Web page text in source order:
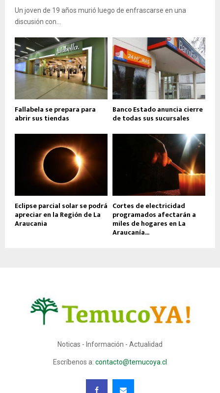
Un joven de 19 años murió luego de enfrascarse en una
discusión con...
Fallabela se prepara para
abrir sus tiendas
Banco Estado anuncia cierre
de todas sus sucursales
Eclipse parcial solar se podrá
apreciar en la Región de La
Araucania
Cortes de electricidad
programados afectarán a
miles de hogares en La
Araucanía...
Noticas - Información - Actualidad
Escríbenos a: contacto@temucoya.cl